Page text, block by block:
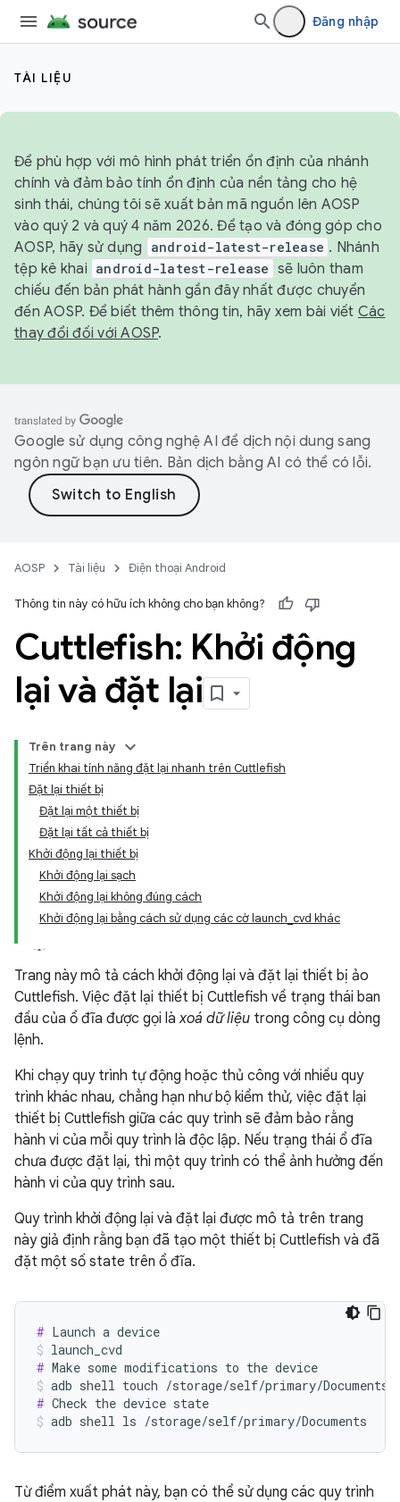
Đăng nhập
TÀI LIỆU
Để phù hợp với mô hình phát triển ổn định của nhánh
chính và đảm bảo tính ổn định của nền tảng cho hệ
sinh thái, chúng tôi sẽ xuất bản mã nguồn lên AOSP
vào quý 2 và quý 4 năm 2026. Để tạo và đóng góp cho
AOSP, hãy sử dụng
android-latest-release . Nhánh
tệp kê khai android-latest-release sẽ luôn tham
chiếu đến bản phát hành gần đây nhất được chuyển
đến AOSP. Để biết thêm thông tin, hãy xem bài viết Các
thay đổi đối với AOSP.
Google sử dụng công nghệ AI để dịch nội dung sang
ngôn ngữ bạn ưu tiên. Bản dịch bằng AI có thể có lỗi.
AOSP Tài liệu Điện thoại Android
Thông tin này có hữu ích không cho bạn không?
Cuttlefish: Khởi động
lại và đặt lại
Trên trang này
Triển khai tính năng đặt lại nhanh trên Cuttlefish
Đặt lại thiết bị
Đặt lại một thiết bị
Đặt lại tất cả thiết bị
Khởi động lại thiết bị
Khởi động lại sạch
Khởi động lại không đúng cách
Khởi động lại bằng cách sử dụng các cờ launch_cvd khác
Trang này mô tả cách khởi động lại và đặt lại thiết bị ảo
Cuttlefish. Việc đặt lại thiết bị Cuttlefish về trạng thái ban
đầu của ổ đĩa được gọi làxoá dữ liệu trong công cụ dòng
lệnh.
Khi chạy quy trình tự động hoặc thủ công với nhiều quy
trình khác nhau, chẳng hạn như bộ kiểm thử, việc đặt lại
thiết bị Cuttlefish giữa các quy trình sẽ đảm bảo rằng
hành vi của mỗi quy trình là độc lập. Nếu trạng thái ổ đĩa
chưa được đặt lại, thì một quy trình có thể ảnh hưởng đến
hành vi của quy trình sau.
Quy trình khởi động lại và đặt lại được mô tả trên trang
này giả định rằng bạn đã tạo một thiết bị Cuttlefish và đã
đặt một số state trên ổ đĩa.
#
launch_cvd
#
adb shell touch /storage/self/primary/
#
adb shell ls /storage/self/primary/Documents
Từ điểm xuất phát này, bạn có thể sử dụng các quy trình